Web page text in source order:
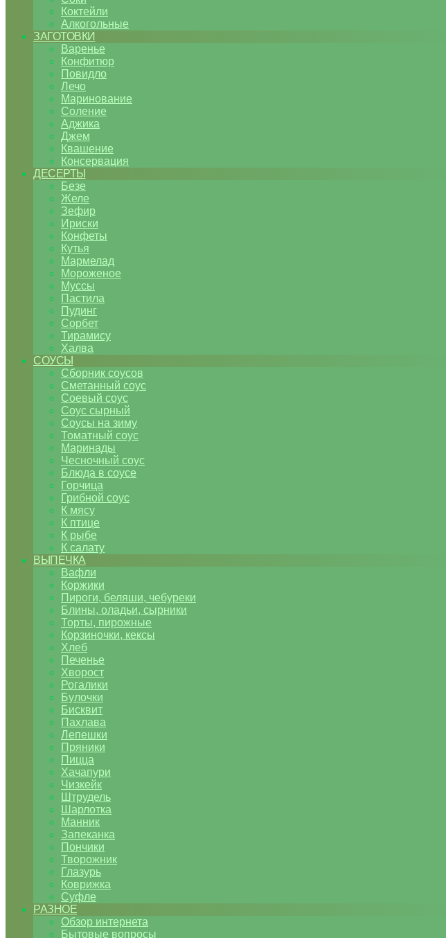
Коктейли
Алкогольные
ЗАГОТОВКИ
Варенье
Конфитюр
Повидло
Лечо
Маринование
Соление
Аджика
Джем
Квашение
Консервация
ДЕСЕРТЫ
Безе
Желе
Зефир
Ириски
Конфеты
Кутья
Мармелад
Мороженое
Муссы
Пастила
Пудинг
Сорбет
Тирамису
Халва
СОУСЫ
Сборник соусов
Сметанный соус
Соевый соус
Соус сырный
Соусы на зиму
Томатный соус
Маринады
Чесночный соус
Блюда в соусе
Горчица
Грибной соус
К мясу
К птице
К рыбе
К салату
ВЫПЕЧКА
Вафли
Коржики
Пироги, беляши, чебуреки
Блины, оладьи, сырники
Торты, пирожные
Корзиночки, кексы
Хлеб
Печенье
Хворост
Рогалики
Булочки
Бисквит
Пахлава
Лепешки
Пряники
Пицца
Хачапури
Чизкейк
Штрудель
Шарлотка
Манник
Запеканка
Пончики
Творожник
Глазурь
Коврижка
Суфле
РАЗНОЕ
Обзор интернета
Бытовые вопросы